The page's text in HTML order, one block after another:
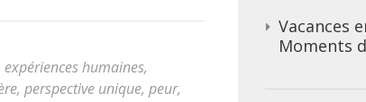
expériences humaines,
, perspective unique, peur,
Vacances
Moments